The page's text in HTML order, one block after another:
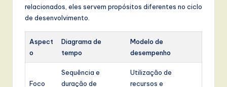
relacionados, eles servem propósitos diferentes no ciclo
de desenvolvimento.
Aspect
o
Diagrama de
tempo
Modelo de
desempenho
Foco
Sequência e
duração de
Utilização de
recursos e